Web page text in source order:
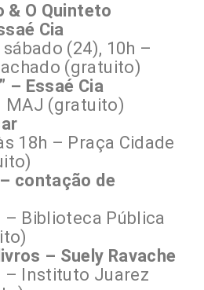
& O Quinteto
Cia
(24), 10h –
(gratuito)
– Essaé Cia
MAJ (gratuito)
18h – Praça Cidade
contação de
– Biblioteca Pública
– Suely Ravache
– Instituto Juarez